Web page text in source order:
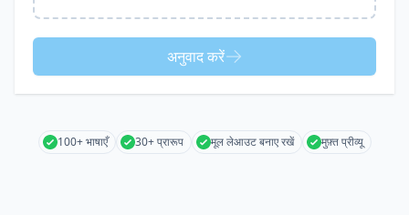
अनुवाद करें
100+ भाषाएँ 30+ प्रारूप मूल लेआउट बनाए रखें मुफ़्त प्रीव्यू